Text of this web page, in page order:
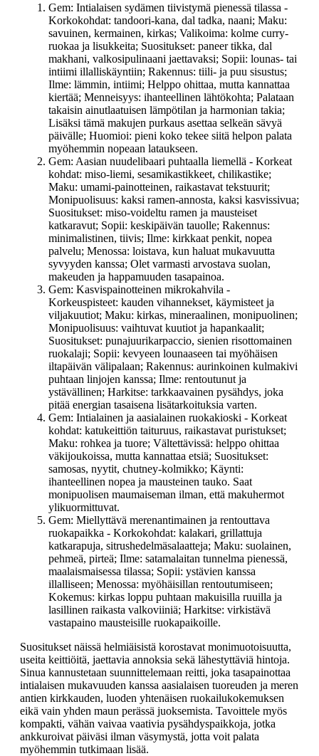
Gem: Intialaisen sydämen tiivistymä pienessä tilassa -
Korkokohdat: tandoori-kana, dal tadka, naani; Maku:
savuinen, kermainen, kirkas; Valikoima: kolme curry-
ruokaa ja lisukkeita; Suositukset: paneer tikka, dal
makhani, valkosipulinaani jaettavaksi; Sopii: lounas- tai
intiimi illalliskäyntiin; Rakennus: tiili- ja puu sisustus;
Ilme: lämmin, intiimi; Helppo ohittaa, mutta kannattaa
kiertää; Menneisyys: ihanteellinen lähtökohta; Palataan
takaisin ainutlaatuisen lämpötilan ja harmonian takia;
Lisäksi tämä makujen purkaus asettaa selkeän sävyä
päivälle; Huomioi: pieni koko tekee siitä helpon palata
myöhemmin nopeaan lataukseen.
Gem: Aasian nuudelibaari puhtaalla liemellä - Korkeat
kohdat: miso-liemi, sesamikastikkeet, chilikastike;
Maku: umami-painotteinen, raikastavat tekstuurit;
Monipuolisuus: kaksi ramen-annosta, kaksi kasvissivua;
Suositukset: miso-voideltu ramen ja mausteiset
katkaravut; Sopii: keskipäivän tauolle; Rakennus:
minimalistinen, tiivis; Ilme: kirkkaat penkit, nopea
palvelu; Menossa: loistava, kun haluat mukavuutta
syvyyden kanssa; Olet varmasti arvostava suolan,
makeuden ja happamuuden tasapainoa.
Gem: Kasvispainotteinen mikrokahvila -
Korkeuspisteet: kauden vihannekset, käymisteet ja
viljakuutiot; Maku: kirkas, mineraalinen, monipuolinen;
Monipuolisuus: vaihtuvat kuutiot ja hapankaalit;
Suositukset: punajuurikarpaccio, sienien risottomainen
ruokalaji; Sopii: kevyeen lounaaseen tai myöhäisen
iltapäivän välipalaan; Rakennus: aurinkoinen kulmakivi
puhtaan linjojen kanssa; Ilme: rentoutunut ja
ystävällinen; Harkitse: tarkkaavainen pysähdys, joka
pitää energian tasaisena lisätarkoituksia varten.
Gem: Intialainen ja aasialainen ruokakioski - Korkeat
kohdat: katukeittiön taituruus, raikastavat puristukset;
Maku: rohkea ja tuore; Vältettävissä: helppo ohittaa
väkijoukoissa, mutta kannattaa etsiä; Suositukset:
samosas, nyytit, chutney-kolmikko; Käynti:
ihanteellinen nopea ja mausteinen tauko. Saat
monipuolisen maumaiseman ilman, että makuhermot
ylikuormittuvat.
Gem: Miellyttävä merenantimainen ja rentouttava
ruokapaikka - Korkokohdat: kalakari, grillattuja
katkarapuja, sitrushedelmäsalaatteja; Maku: suolainen,
pehmeä, pirteä; Ilme: satamalaitan tunnelma pienessä,
maalaismaisessa tilassa; Sopii: ystävien kanssa
illalliseen; Menossa: myöhäisillan rentoutumiseen;
Kokemus: kirkas loppu puhtaan makuisilla ruuilla ja
lasillinen raikasta valkoviiniä; Harkitse: virkistävä
vastapaino mausteisille ruokapaikoille.
Suositukset näissä helmiäisistä korostavat monimuotoisuutta,
useita keittiöitä, jaettavia annoksia sekä lähestyttäviä hintoja.
Sinua kannustetaan suunnittelemaan reitti, joka tasapainottaa
intialaisen mukavuuden kanssa aasialaisen tuoreuden ja meren
antien kirkkauden, luoden yhtenäisen ruokailukokemuksen
eikä vain yhden maun perässä juoksemista. Tavoittele myös
kompakti, vähän vaivaa vaativia pysähdyspaikkoja, jotka
ankkuroivat päiväsi ilman väsymystä, jotta voit palata
myöhemmin tutkimaan lisää.